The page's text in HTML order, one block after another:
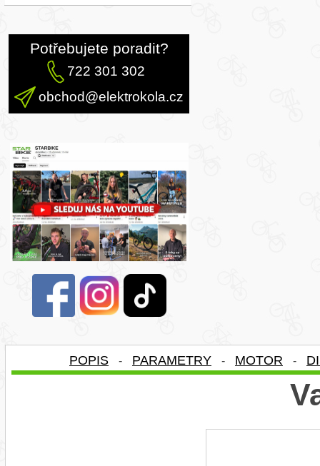
Potřebujete poradit?
722 301 302
obchod@elektrokola.cz
POPIS - PARAMETRY - MOTOR -